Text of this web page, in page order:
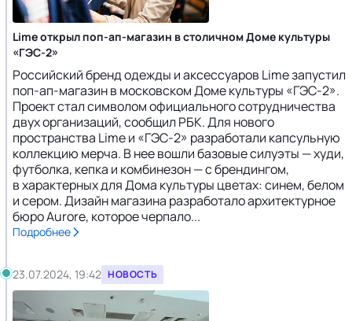
Lime открыл поп-ап-магазин в столичном Доме культуры
«ГЭС-2»
Российский бренд одежды и аксессуаров Lime запустил
поп-ап-магазин в московском Доме культуры «ГЭС-2».
Проект стал символом официального сотрудничества
двух организаций, сообщил РБК. Для нового
пространства Lime и «ГЭС-2» разработали капсульную
коллекцию мерча. В нее вошли базовые силуэты — худи,
футболка, кепка и комбинезон — с брендингом,
в характерных для Дома культуры цветах: синем, белом
и сером. Дизайн магазина разработало архитектурное
бюро Aurore, которое черпало...
Подробнее
23.07.2024, 19:42 НОВОСТЬ